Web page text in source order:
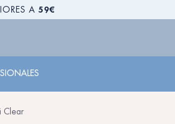
A 59€
Clear